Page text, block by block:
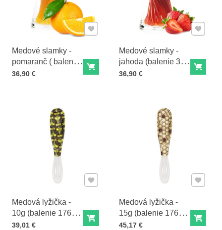
Medové slamky -
pomaranč ( balenie
30 slamiek)
Cena s DPH
36,90 € Do košíka
Pridať k Obľúbeným
Medové slamky -
jahoda (balenie 30
slamiek)
Cena s DPH
36,90 € Do
Pridať k
Medová lyžička -
10g (balenie 176
lyžičiek)
Cena s DPH
39,01 € Do košíka
Pridať k Obľúbeným
Medová lyžička -
15g (balenie 176
lyžičiek)
Cena s DPH
45,17 € Do
Pridať